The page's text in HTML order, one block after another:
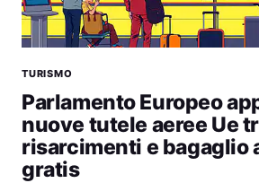
TURISMO
Parlamento Europeo
nuove tutele aeree Ue
risarcimenti e bagaglio
gratis